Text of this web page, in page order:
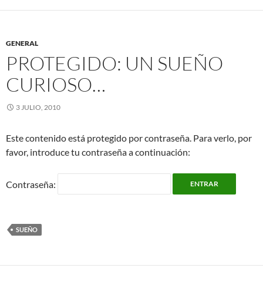
GENERAL
PROTEGIDO: UN SUEÑO
CURIOSO…
3 JULIO, 2010
Este contenido está protegido por contraseña. Para verlo, por
favor, introduce tu contraseña a continuación:
Contraseña:
SUEÑO